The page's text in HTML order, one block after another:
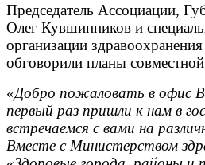
Председатель Ассоциации,
Олег Кувшинников и
организации
обговорили планы
«Добро пожаловать в офис
первый раз пришли к нам в
встречаемся с вами на
Вместе с Министерством